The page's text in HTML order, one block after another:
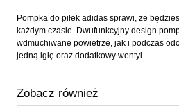
Pompka do piłek adidas sprawi, że
każdym czasie. Dwufunkcyjny design
wdmuchiwane powietrze, jak i podczas
jedną igłę oraz dodatkowy wentyl.
Zobacz również